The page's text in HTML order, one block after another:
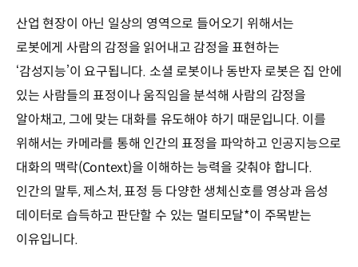
산업 현장이 아닌 일상의 영역으로 들어오기 위해서는
로봇에게 사람의 감정을 읽어내고 감정을 표현하는
‘감성지능’이 요구됩니다. 소셜 로봇이나 동반자 로봇은 집 안에
있는 사람들의 표정이나 움직임을 분석해 사람의 감정을
알아채고, 그에 맞는 대화를 유도해야 하기 때문입니다. 이를
위해서는 카메라를 통해 인간의 표정을 파악하고 인공지능으로
대화의 맥락(Context)을 이해하는 능력을 갖춰야 합니다.
인간의 말투, 제스처, 표정 등 다양한 생체신호를 영상과 음성
데이터로 습득하고 판단할 수 있는 멀티모달*이 주목받는
이유입니다.